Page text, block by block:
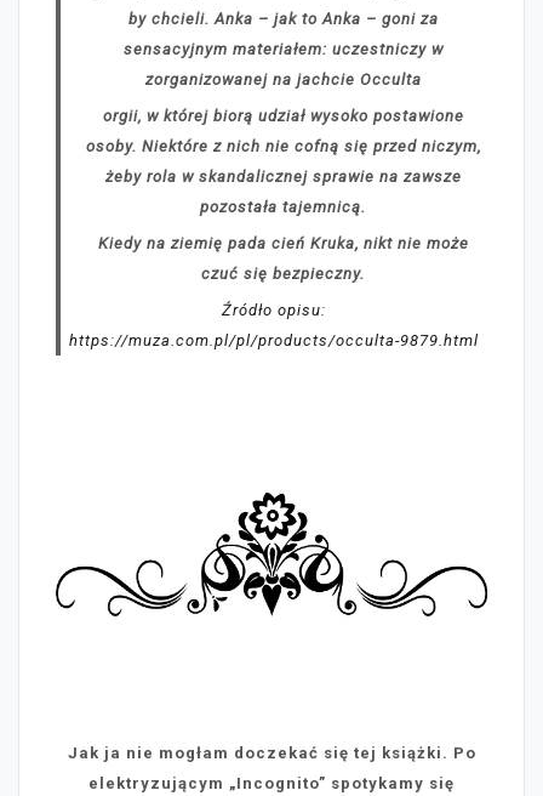
by chcieli. Anka – jak to Anka – goni za
sensacyjnym materiałem: uczestniczy w
zorganizowanej na jachcie Occulta
orgii, w której biorą udział wysoko postawione
osoby. Niektóre z nich nie cofną się przed niczym,
żeby rola w skandalicznej sprawie na zawsze
pozostała tajemnicą.
Kiedy na ziemię pada cień Kruka, nikt nie może
czuć się bezpieczny.
Źródło opisu:
https://muza.com.pl/pl/products/occulta-9879.html
Jak ja nie mogłam doczekać się tej książki. Po
elektryzującym „Incognito” spotykamy się